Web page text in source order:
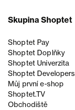
Skupina Shoptet
Shoptet Pay
Shoptet Doplňky
Shoptet Univerzita
Shoptet Developers
Můj první e-shop
Shoptet.TV
Obchodiště